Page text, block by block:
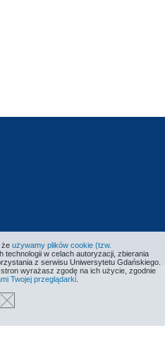
że używamy plików cookie (tzw.
technologii w celach autoryzacji, zbierania
z serwisu Uniwersytetu Gdańskiego.
wyrażasz zgodę na ich użycie, zgodnie
Twojej przeglądarki